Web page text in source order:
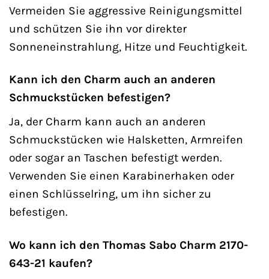
Vermeiden Sie aggressive Reinigungsmittel
und schützen Sie ihn vor direkter
Sonneneinstrahlung, Hitze und Feuchtigkeit.
Kann ich den Charm auch an anderen
Schmuckstücken befestigen?
Ja, der Charm kann auch an anderen
Schmuckstücken wie Halsketten, Armreifen
oder sogar an Taschen befestigt werden.
Verwenden Sie einen Karabinerhaken oder
einen Schlüsselring, um ihn sicher zu
befestigen.
Wo kann ich den Thomas Sabo Charm 2170-
643-21 kaufen?